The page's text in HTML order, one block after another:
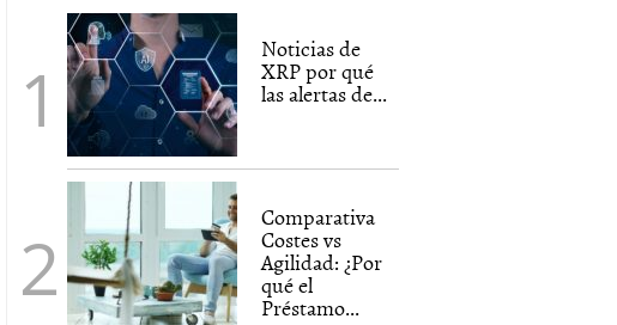
Noticias de
XRP por qué
las alertas de...
Comparativa
Costes vs
Agilidad: ¿Por
qué el
Préstamo...